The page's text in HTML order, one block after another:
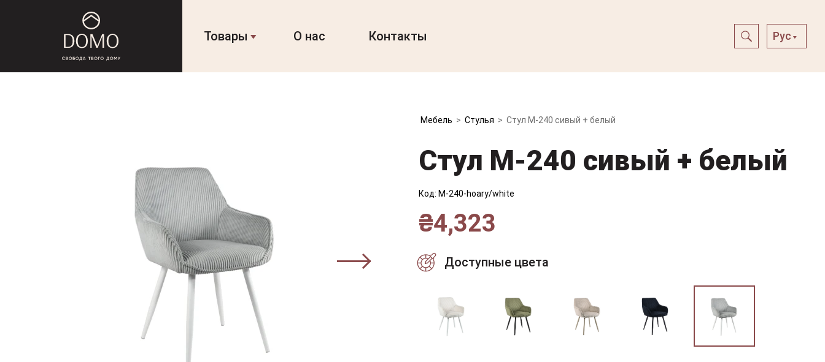
Товары О нас Контакты Рус
Мебель > Стулья > Стул M-240 сивый + белый
Стул M-240 сивый + белый
Код: M-240-hoary/white
₴4,323
Доступные цвета